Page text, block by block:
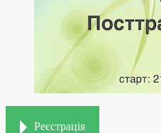
Реєстрація